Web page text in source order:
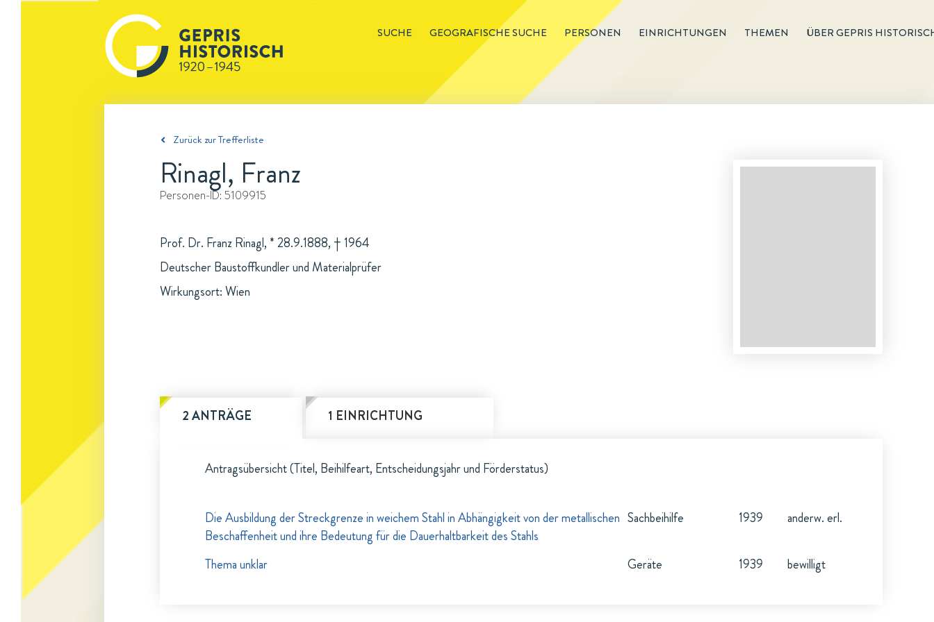
SUCHE GEOGRAFISCHE SUCHE PERSONEN EINRICHTUNGEN THEMEN ÜBER GEPRIS
Zurück zur Trefferliste
Rinagl, Franz
Personen-ID: 5109915
Prof. Dr. Franz Rinagl, * 28.9.1888, † 1964
Deutscher Baustoffkundler und Materialprüfer
Wirkungsort: Wien
2 ANTRÄGE 1 EINRICHTUNG
Antragsübersicht (Titel, Beihilfeart, Entscheidungsjahr und Förderstatus)
Die Ausbildung der Streckgrenze in weichem Stahl in Abhängigkeit von der metallischen
Beschaffenheit und ihre Bedeutung für die Dauerhaltbarkeit des Stahls
Sachbeihilfe 1939 anderw. erl.
Thema unklar Geräte 1939 bewilligt